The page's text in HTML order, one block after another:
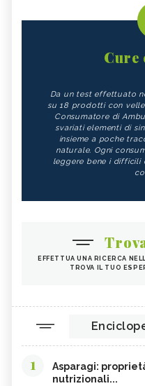
Cure
Da un test effettuato
su 18 prodotti con
Consumatore di
svariati elementi di
insieme a poche
naturale. Ogni
leggere bene i difficili
EFFETTUA UNA RICERCA
TROVA IL TUO
1
Asparagi:
nutrizionali...